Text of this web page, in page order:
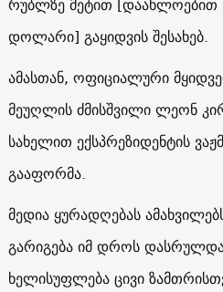
დოლარი] გაყიდვის შესახებ.
ამასთან, ოფიციალური
მეუღლის ძმისშვილი ლეონ
სახელით ექსპრეზიდენტის
გააფორმა.
მედია ყურადღებას
გარიგება იმ დროს
ხელისუფლება ცივი